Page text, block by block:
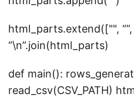
html_parts.extend(["", “
“\n”.join(html_parts)
def main():
read_csv(CSV_PATH)